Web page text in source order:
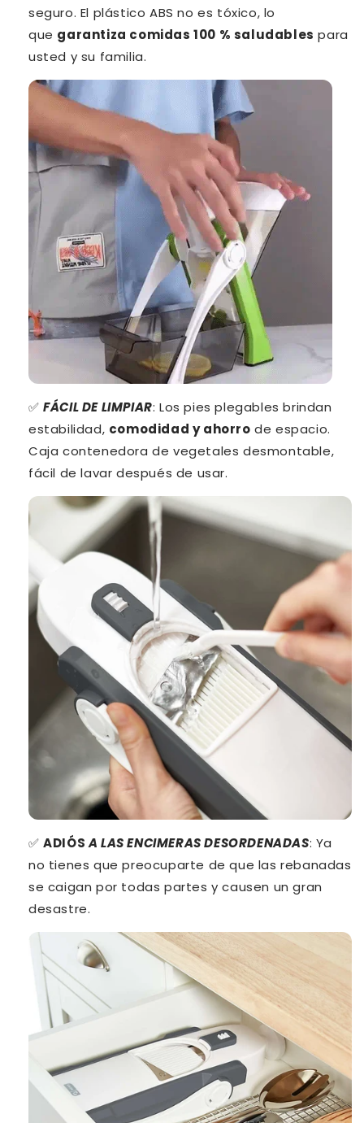
seguro. El plástico ABS no es tóxico, lo
que garantiza comidas 100 % saludables para
usted y su familia.
✅FÁCIL DE LIMPIAR: Los pies plegables brindan
estabilidad, comodidad y ahorro de espacio.
Caja contenedora de vegetales desmontable,
fácil de lavar después de usar.
✅ADIÓSA LAS ENCIMERAS DESORDENADAS: Ya
no tienes que preocuparte de que las rebanadas
se caigan por todas partes y causen un gran
desastre.